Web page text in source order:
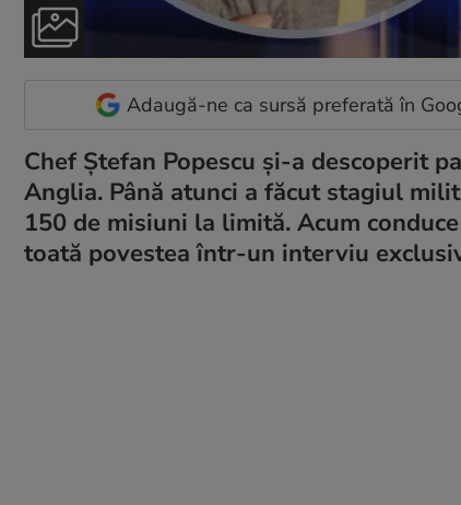
Adaugă-ne ca sursă preferată în
Chef Ștefan Popescu și-a descoperit
Anglia. Până atunci a făcut stagiul
150 de misiuni la limită. Acum
toată povestea într-un interviu